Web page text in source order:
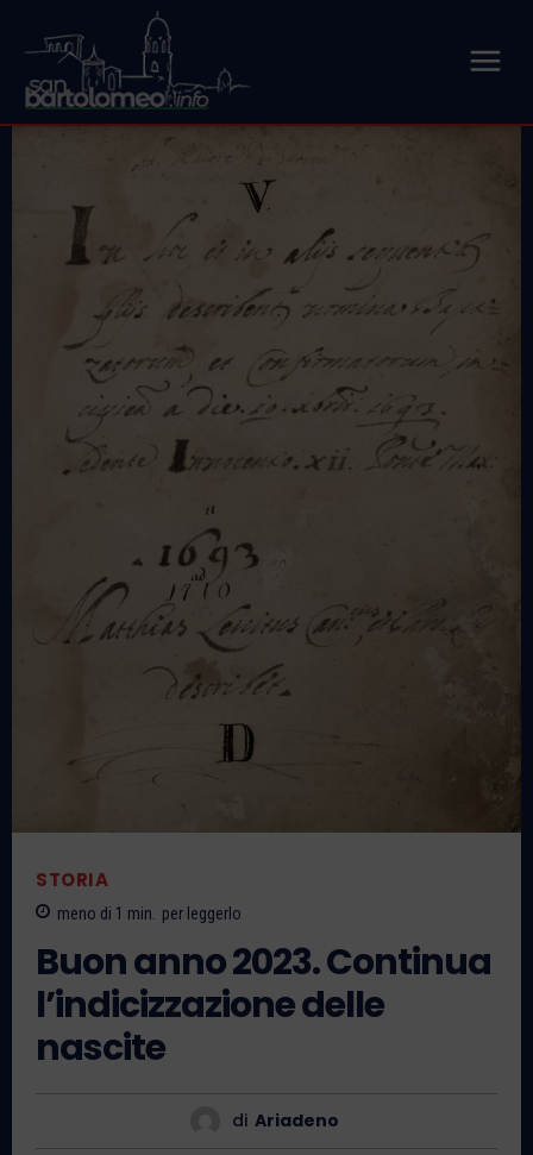
STORIA
meno di 1 min. per leggerlo
Buon anno 2023. Continua
l’indicizzazione delle
nascite
di Ariadeno